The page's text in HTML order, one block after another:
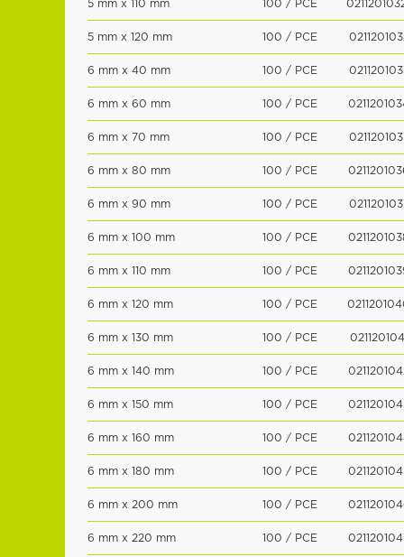
5 mm x 110 mm 100 / PCE
5 mm x 120 mm 100 / PCE
6 mm x 40 mm 100 / PCE
6 mm x 60 mm 100 / PCE
6 mm x 70 mm 100 / PCE
6 mm x 80 mm 100 / PCE
6 mm x 90 mm 100 / PCE
6 mm x 100 mm 100 / PCE
6 mm x 110 mm 100 / PCE
6 mm x 120 mm 100 / PCE
6 mm x 130 mm 100 / PCE
6 mm x 140 mm 100 / PCE
6 mm x 150 mm 100 / PCE
6 mm x 160 mm 100 / PCE
6 mm x 180 mm 100 / PCE
6 mm x 200 mm 100 / PCE
6 mm x 220 mm 100 / PCE